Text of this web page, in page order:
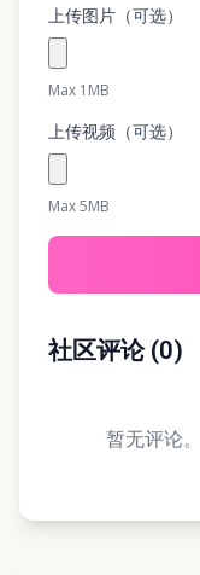
上传图片（可选）
Max 1MB
上传视频（可选）
Max 5MB
社区评论(0)
暂无评论